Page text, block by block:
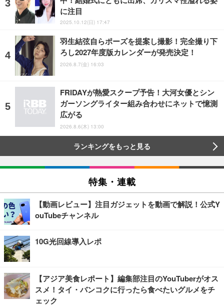
に注目
2025.10.12(日) 17:47
羽生結弦自らポーズを提案し撮影！完全撮り下
ろし2027年度版カレンダーが発売決定！
2026.8.7(金) 16:03
FRIDAYが熱愛スクープ予告！大河女優とシン
ガーソングライター組み合わせにネットで憶測
広がる
2026.8.6(木) 13:00
ランキングをもっと見る
特集・連載
【動画レビュー】注目ガジェットを動画で解説！公式Y
ouTubeチャンネル
10G光回線導入レポ
【アジア美食レポート】編集部注目のYouTuberがオス
スメ！タイ・バンコクに行ったら食べたいグルメをチ
ェック